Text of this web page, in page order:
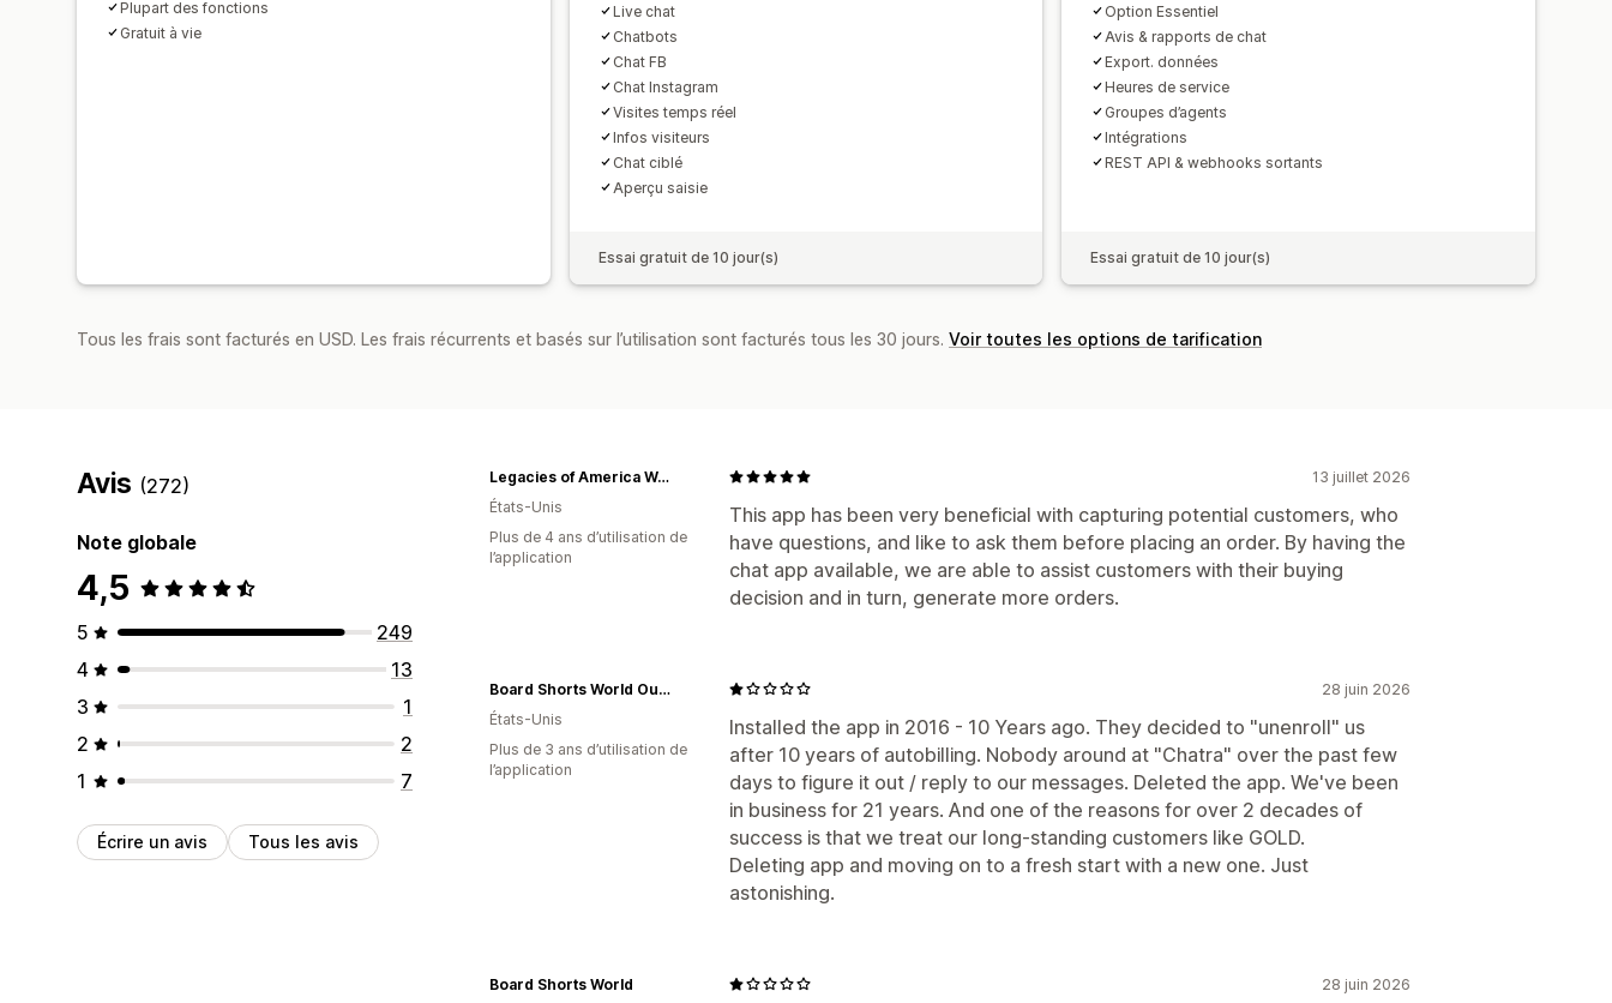
Plupart des fonctions
Gratuit à vie
Live chat
Chatbots
Chat FB
Chat Instagram
Visites temps réel
Infos visiteurs
Chat ciblé
Aperçu saisie
Essai gratuit de 10 jour(s)
Option Essentiel
Avis & rapports de chat
Export. données
Heures de service
Groupes d’agents
Intégrations
REST API & webhooks sortants
Essai gratuit de 10 jour(s)
Tous les frais sont facturés en USD. Les frais récurrents et basés sur l’utilisation sont facturés tous les 30 jours. Voir toutes les options de tarification
Avis (272)
Note globale
4,5
5
249
4
13
3
1
2
2
1
7
Écrire un avis Tous les avis
13 juillet 2026
This app has been very beneficial with capturing potential customers, who
have questions, and like to ask them before placing an order. By having the
chat app available, we are able to assist customers with their buying
decision and in turn, generate more orders.
Legacies of America Woodworking Company
États-Unis
Plus de 4 ans d’utilisation de
l’application
28 juin 2026
Installed the app in 2016 - 10 Years ago. They decided to "unenroll" us
after 10 years of autobilling. Nobody around at "Chatra" over the past few
days to figure it out / reply to our messages. Deleted the app. We've been
in business for 21 years. And one of the reasons for over 2 decades of
success is that we treat our long-standing customers like GOLD.
Deleting app and moving on to a fresh start with a new one. Just
astonishing.
Board Shorts World Outlet
États-Unis
Plus de 3 ans d’utilisation de
l’application
28 juin 2026
Board Shorts World